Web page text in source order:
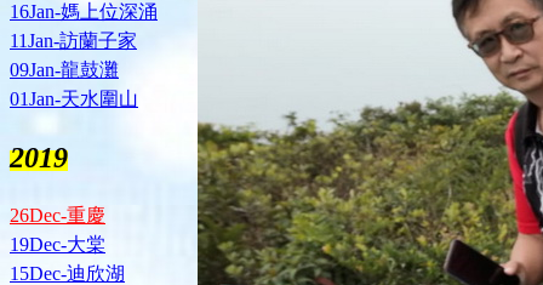
16Jan-媽上位深涌
11Jan-訪蘭子家
09Jan-龍鼓灘
01Jan-天水圍山
2019
26Dec-重慶
19Dec-大棠
15Dec-迪欣湖